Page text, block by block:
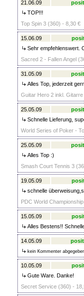
21.06.09
TOP!!!
Top Spin 3 (360) - 8,30 €
15.06.09
Sehr empfehlenswert.
Sacred 2 - Fallen Angel
31.05.09
Alles Top, jederzeit
Guitar Hero 2 inkl.
25.05.09
Schnelle Lieferung,
World Series of Poker -
25.05.09
Alles Top :)
Smash Court Tennis 3
19.05.09
schnelle
PDC World
15.05.09
Alles Bestens!!
14.05.09
kein Kommenter
10.05.09
Gute Ware. Danke!
Secret Service (360) -